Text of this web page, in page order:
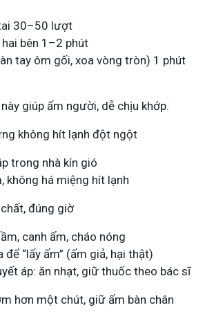
30–50 lượt
bên 1–2 phút
tay ôm gối, xoa vòng tròn) 1 phút
giúp ấm người, dễ chịu khớp.
không hít lạnh đột ngột
trong nhà kín gió
không há miệng hít lạnh
đúng giờ
canh ấm, cháo nóng
để “lấy ấm” (ấm giả, hại thật)
áp: ăn nhạt, giữ thuốc theo bác sĩ
hơn một chút, giữ ấm bàn chân